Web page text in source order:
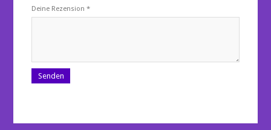
Deine Rezension*